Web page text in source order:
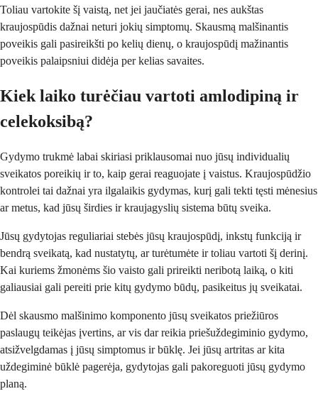
Toliau vartokite šį vaistą, net jei jaučiatės gerai, nes aukštas
kraujospūdis dažnai neturi jokių simptomų. Skausmą malšinantis
poveikis gali pasireikšti po kelių dienų, o kraujospūdį mažinantis
poveikis palaipsniui didėja per kelias savaites.
Kiek laiko turėčiau vartoti amlodipiną ir
celekoksibą?
Gydymo trukmė labai skiriasi priklausomai nuo jūsų individualių
sveikatos poreikių ir to, kaip gerai reaguojate į vaistus. Kraujospūdžio
kontrolei tai dažnai yra ilgalaikis gydymas, kurį gali tekti tęsti mėnesius
ar metus, kad jūsų širdies ir kraujagyslių sistema būtų sveika.
Jūsų gydytojas reguliariai stebės jūsų kraujospūdį, inkstų funkciją ir
bendrą sveikatą, kad nustatytų, ar turėtumėte ir toliau vartoti šį derinį.
Kai kuriems žmonėms šio vaisto gali prireikti neribotą laiką, o kiti
galiausiai gali pereiti prie kitų gydymo būdų, pasikeitus jų sveikatai.
Dėl skausmo malšinimo komponento jūsų sveikatos priežiūros
paslaugų teikėjas įvertins, ar vis dar reikia priešuždegiminio gydymo,
atsižvelgdamas į jūsų simptomus ir būklę. Jei jūsų artritas ar kita
uždegiminė būklė pagerėja, gydytojas gali pakoreguoti jūsų gydymo
planą.